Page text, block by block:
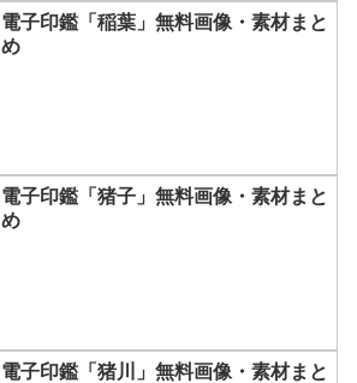
電子印鑑「稲葉」無料画像・素材まと
め
電子印鑑「猪子」無料画像・素材まと
め
電子印鑑「猪川」無料画像・素材まと